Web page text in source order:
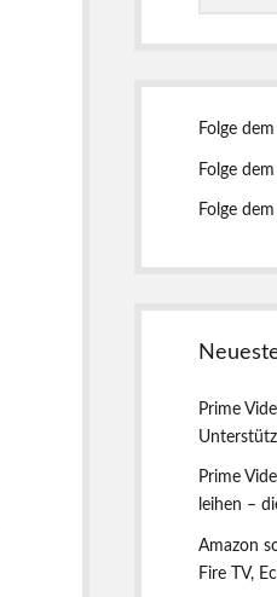
i
n
l
Folge
Folge
Folge
Prime
Prime
leihen –
Amazon
Fire TV,